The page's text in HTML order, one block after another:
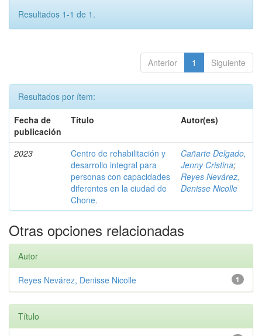
Resultados 1-1 de 1.
Anterior 1 Siguiente
Resultados por ítem:
Fecha de
publicación
Título Autor(es)
2023
Centro de rehabilitación y
desarrollo integral para
personas con capacidades
diferentes en la ciudad de
Chone.
Cañarte Delgado,
Jenny Cristina;
Reyes Nevárez,
Denisse Nicolle
Otras opciones relacionadas
Autor
1
Reyes Nevárez, Denisse Nicolle
Título